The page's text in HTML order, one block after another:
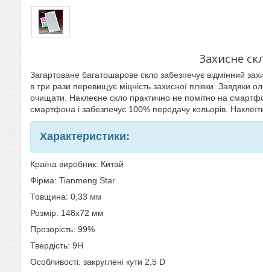
Захисне
Загартоване багатошарове скло забезпечує відмінний
в три рази перевищує міцність захисної плівки. Завдяки
очищати. Наклеєне скло практично не помітно на
смартфона і забезпечує 100% передачу кольорів.
Характеристики:
Країна виробник: Китай
Фірма: Tianmeng Star
Товщина: 0,33 мм
Розмір: 148х72 мм
Прозорість: 99%
Твердість: 9H
Особливості: закруглені кути 2,5 D